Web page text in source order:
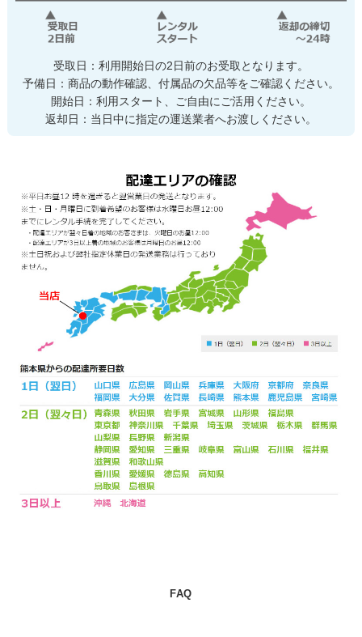
受取日：利用開始日の2日前のお受取となります。
予備日：商品の動作確認、付属品の欠品等をご確認ください。
開始日：利用スタート、ご自由にご活用ください。
返却日：当日中に指定の運送業者へお渡しください。
FAQ